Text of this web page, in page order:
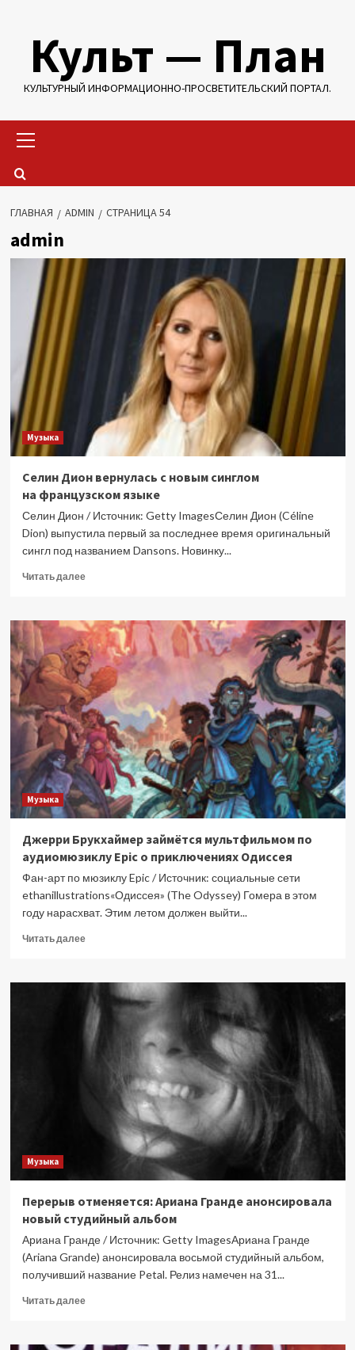
содержимому
Культ — План
КУЛЬТУРНЫЙ ИНФОРМАЦИОННО-ПРОСВЕТИТЕЛЬСКИЙ ПОРТАЛ.
меню
ГЛАВНАЯ ADMIN СТРАНИЦА 54
admin
Музыка
Селин Дион вернулась с новым синглом
на французском языке
Селин Дион / Источник: Getty ImagesСелин Дион (Céline
Dion) выпустила первый за последнее время оригинальный
сингл под названием Dansons. Новинку...
Читать далееПрочитать
Селин
Дион
вернулась
с новым
синглом
на французском
языке
Музыка
Джерри Брукхаймер займётся мультфильмом по
аудиомюзиклу Epic о приключениях Одиссея
Фан-арт по мюзиклу Epic / Источник: социальные сети
ethanillustrations«Одиссея» (The Odyssey) Гомера в этом
году нарасхват. Этим летом должен выйти...
Читать далееПрочитать
Джерри
Брукхаймер
займётся
мультфильмом
по
аудиомюзиклу
приключениях
Музыка
Перерыв отменяется: Ариана Гранде анонсировала
новый студийный альбом
Ариана Гранде / Источник: Getty ImagesАриана Гранде
(Ariana Grande) анонсировала восьмой студийный альбом,
получивший название Petal. Релиз намечен на 31...
Читать далееПрочитать
Перерыв